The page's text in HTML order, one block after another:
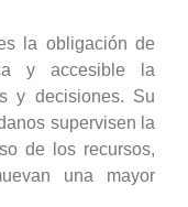
la obligación de
y accesible la
y decisiones. Su
supervisen la
de los recursos,
una mayor